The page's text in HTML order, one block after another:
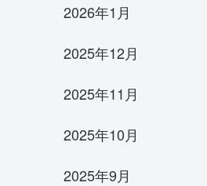
2026年1月
2025年12月
2025年11月
2025年10月
2025年9月